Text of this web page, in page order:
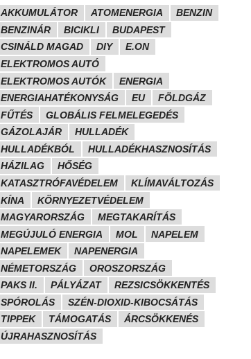
AKKUMULÁTOR ATOMENERGIA
BENZIN
BENZINÁR
BICIKLI
BUDAPEST
CSINÁLD MAGAD
DIY
E.ON
ELEKTROMOS AUTÓ
ELEKTROMOS AUTÓK
ENERGIA
ENERGIAHATÉKONYSÁG
EU
FÖLDGÁZ
FŰTÉS
GLOBÁLIS FELMELEGEDÉS
GÁZOLAJÁR
HULLADÉK
HULLADÉKBÓL
HULLADÉKHASZNOSÍTÁS
HÁZILAG
HŐSÉG
KATASZTRÓFAVÉDELEM
KLÍMAVÁLTOZÁS
KÍNA
KÖRNYEZETVÉDELEM
MAGYARORSZÁG
MEGTAKARÍTÁS
MEGÚJULÓ ENERGIA
MOL
NAPELEM
NAPELEMEK
NAPENERGIA
NÉMETORSZÁG
OROSZORSZÁG
PAKS II.
PÁLYÁZAT
REZSICSÖKKENTÉS
SPÓROLÁS
SZÉN-DIOXID-KIBOCSÁTÁS
TIPPEK
TÁMOGATÁS
ÁRCSÖKKENÉS
ÚJRAHASZNOSÍTÁS